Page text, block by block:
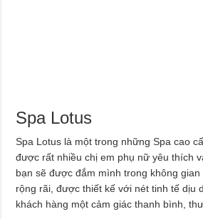
Spa Lotus
Spa Lotus là một trong những Spa cao
được rất nhiều chị em phụ nữ yêu thích
bạn sẽ được đắm mình trong không
rộng rãi, được thiết kế với nét tinh tế dịu
khách hàng một cảm giác thanh bình,